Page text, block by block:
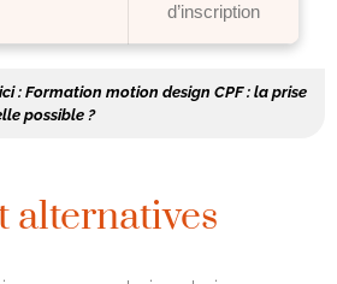
d’inscription
: Formation motion design CPF : la prise
possible ?
alternatives